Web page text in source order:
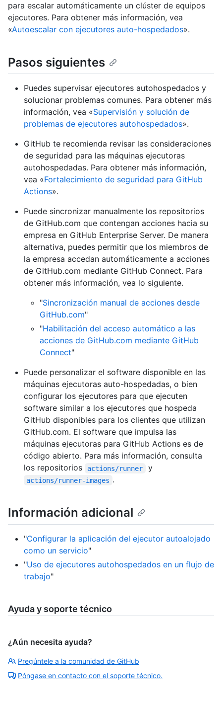
para escalar automáticamente un clúster de equipos
ejecutores. Para obtener más información, vea
«Autoescalar con ejecutores auto-hospedados».
Pasos siguientes
Puedes supervisar ejecutores autohospedados y
solucionar problemas comunes. Para obtener más
información, vea «Supervisión y solución de
problemas de ejecutores autohospedados».
GitHub te recomienda revisar las consideraciones
de seguridad para las máquinas ejecutoras
autohospedadas. Para obtener más información,
vea «Fortalecimiento de seguridad para GitHub
Actions».
Puede sincronizar manualmente los repositorios
de GitHub.com que contengan acciones hacia su
empresa en GitHub Enterprise Server. De manera
alternativa, puedes permitir que los miembros de
la empresa accedan automáticamente a acciones
de GitHub.com mediante GitHub Connect. Para
obtener más información, vea lo siguiente.
"Sincronización manual de acciones desde
GitHub.com"
"Habilitación del acceso automático a las
acciones de GitHub.com mediante GitHub
Connect"
Puede personalizar el software disponible en las
máquinas ejecutoras auto-hospedadas, o bien
configurar los ejecutores para que ejecuten
software similar a los ejecutores que hospeda
GitHub disponibles para los clientes que utilizan
GitHub.com. El software que impulsa las
máquinas ejecutoras para GitHub Actions es de
código abierto. Para más información, consulta
los repositorios
actions/runner y
actions/runner-images .
Información adicional
"Configurar la aplicación del ejecutor autoalojado
como un servicio"
"Uso de ejecutores autohospedados en un flujo de
trabajo"
Ayuda y soporte técnico
¿Aún necesita ayuda?
Pregúntele a la comunidad de GitHub
Póngase en contacto con el soporte técnico.